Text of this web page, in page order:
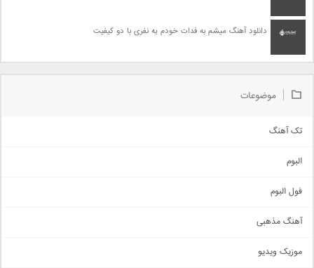
دانلود آهنگ میشم به فدات خودم یه نفری با دو کیفیت
موضوعات
تک آهنگ
اجتماعی
حماسی
سنتی
البوم
فول البوم
آهنگ مذهبی
موزیک ویدیو